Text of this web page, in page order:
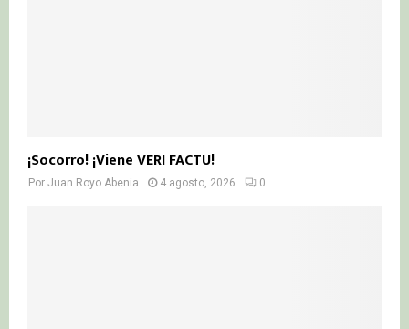
¡Socorro! ¡Viene VERI FACTU!
Por Juan Royo Abenia 4 agosto, 2026 0